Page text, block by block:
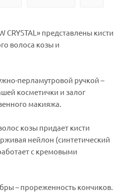
представлены кисти
волоса козы и
перламутровой ручкой –
косметички и залог
макияжа.
козы придает кисти
нейлон (синтетический
с кремовыми
– прореженность кончиков.